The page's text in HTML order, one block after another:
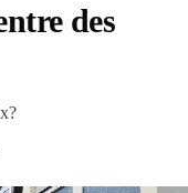
des